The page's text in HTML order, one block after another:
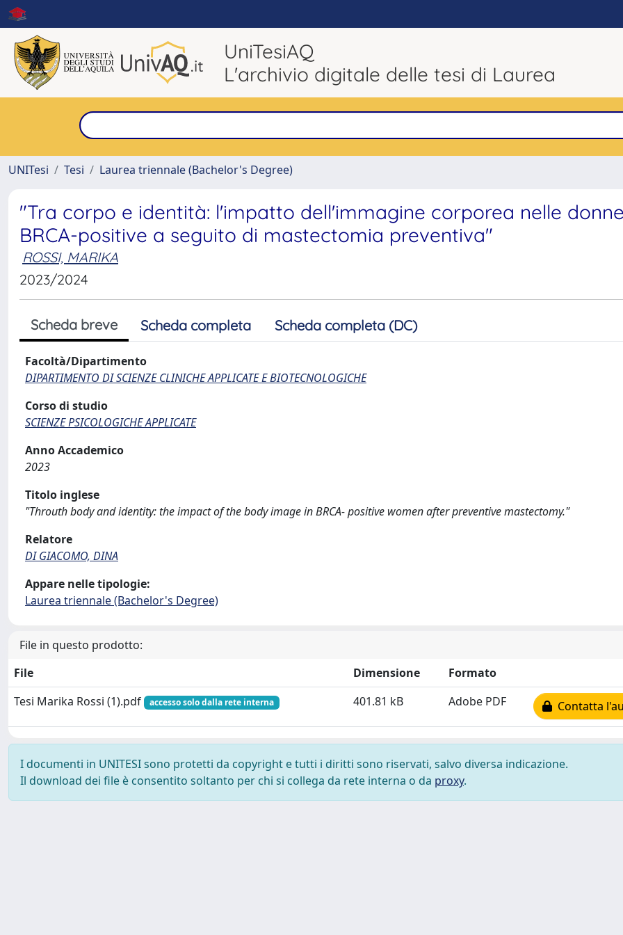
UniTesiAQ
L'archivio digitale delle tesi di Laurea
UNITesi
Tesi Laurea triennale (Bachelor's Degree)
"Tra corpo e identità: l'impatto dell'immagine corporea nelle donne
BRCA-positive a seguito di mastectomia preventiva"
ROSSI, MARIKA
2023/2024
Scheda breve Scheda completa Scheda completa (DC)
Facoltà/Dipartimento
DIPARTIMENTO DI SCIENZE CLINICHE APPLICATE E BIOTECNOLOGICHE
Corso di studio
SCIENZE PSICOLOGICHE APPLICATE
Anno Accademico
2023
Titolo inglese
"Throuth body and identity: the impact of the body image in BRCA- positive women after preventive mastectomy."
Relatore
DI GIACOMO, DINA
Appare nelle tipologie:
Laurea triennale (Bachelor's Degree)
File in questo prodotto:
File
Dimensione
Formato
Tesi Marika Rossi (1).pdf
accesso solo dalla rete interna 401.81 kB Adobe PDF Contatta
I documenti in UNITESI sono protetti da copyright e tutti i diritti sono riservati, salvo diversa indicazione.
Il download dei file è consentito soltanto per chi si collega da rete interna o da proxy.